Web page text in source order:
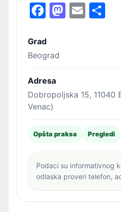
Facebook
Email
Grad
Beograd
Adresa
Dobropoljska 15, 11040
Venac)
Opšta praksa Pregledi
Podaci su informativnog
odlaska proveri telefon,